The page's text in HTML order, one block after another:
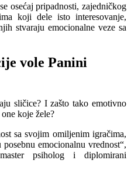
osećaj pripadnosti, zajedničkog
koji dele isto interesovanje,
stvaraju emocionalne veze sa
vole Panini
sličice? I zašto tako emotivno
koje žele?
sa svojim omiljenim igračima,
emocionalnu vrednost“,
psiholog i diplomirani